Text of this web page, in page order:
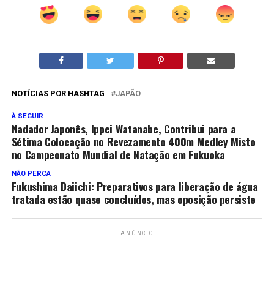
NOTÍCIAS POR HASHTAG JAPÃO
À SEGUIR
Nadador Japonês, Ippei Watanabe, Contribui para a
Sétima Colocação no Revezamento 400m Medley Misto
no Campeonato Mundial de Natação em Fukuoka
NÃO PERCA
Fukushima Daiichi: Preparativos para liberação de água
tratada estão quase concluídos, mas oposição persiste
ANÚNCIO